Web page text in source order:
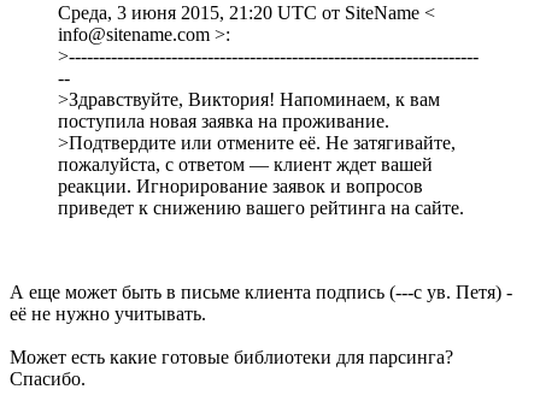
Среда, 3 июня 2015, 21:20 UTC от SiteName <
info@sitename.com >:
>--------------------------------------------------------------------
--
>Здравствуйте, Виктория! Напоминаем, к вам
поступила новая заявка на проживание.
>Подтвердите или отмените её. Не затягивайте,
пожалуйста, с ответом — клиент ждет вашей
реакции. Игнорирование заявок и вопросов
приведет к снижению вашего рейтинга на сайте.
А еще может быть в письме клиента подпись (---с ув. Петя) -
её не нужно учитывать.
Может есть какие готовые библиотеки для парсинга?
Спасибо.